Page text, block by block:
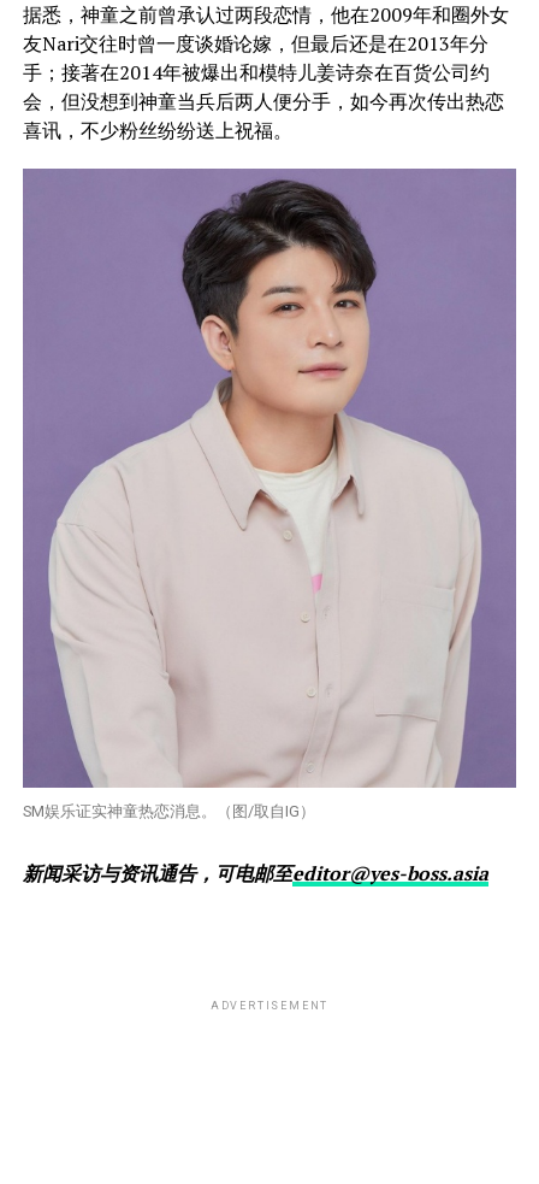
据悉，神童之前曾承认过两段恋情，他在2009年和圈外女
友Nari交往时曾一度谈婚论嫁，但最后还是在2013年分
手；接著在2014年被爆出和模特儿姜诗奈在百货公司约
会，但没想到神童当兵后两人便分手，如今再次传出热恋
喜讯，不少粉丝纷纷送上祝福。
SM娱乐证实神童热恋消息。（图/取自IG）
新闻采访与资讯通告，可电邮至editor@yes-boss.asia
ADVERTISEMENT